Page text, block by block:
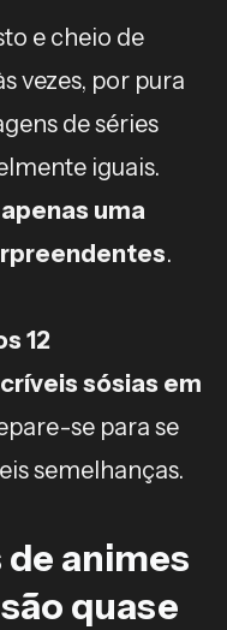
e cheio de
vezes, por pura
de séries
iguais.
uma
.
12
sósias em
se para se
semelhanças.
de animes
quase